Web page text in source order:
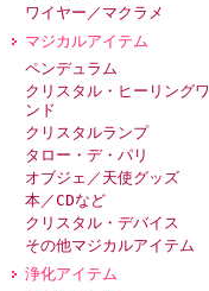
ワイヤー／マクラメ
マジカルアイテム
ペンデュラム
クリスタル・ヒーリングワ
ンド
クリスタルランプ
タロー・デ・パリ
オブジェ／天使グッズ
本／CDなど
クリスタル・デバイス
その他マジカルアイテム
浄化アイテム